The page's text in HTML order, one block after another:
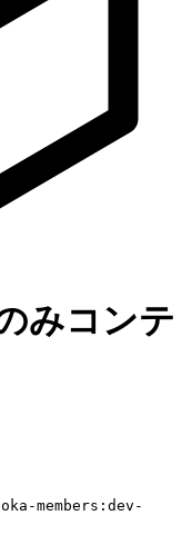
みコンテ
members:dev-